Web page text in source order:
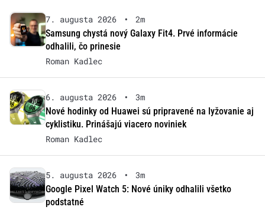
7. augusta 2026 •
2m
Samsung chystá nový Galaxy Fit4. Prvé informácie
odhalili, čo prinesie
Roman Kadlec
6. augusta 2026 •
3m
Nové hodinky od Huawei sú pripravené na lyžovanie aj
cyklistiku. Prinášajú viacero noviniek
Roman Kadlec
5. augusta 2026 •
3m
Google Pixel Watch 5: Nové úniky odhalili všetko
podstatné